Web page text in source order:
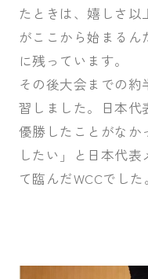
たときは、嬉しさ
がここから始まる
に残っています。
その後大会までの
習しました。日本代
優勝したことがなか
したい」と日本代
て臨んだWCCでした。